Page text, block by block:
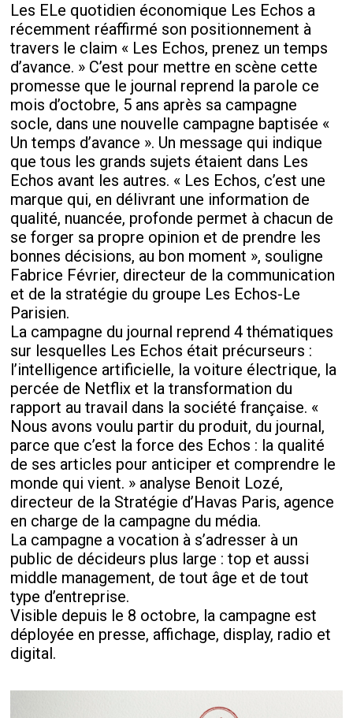
Les ELe quotidien économique Les Echos a
récemment réaffirmé son positionnement à
travers le claim « Les Echos, prenez un temps
d’avance. » C’est pour mettre en scène cette
promesse que le journal reprend la parole ce
mois d’octobre, 5 ans après sa campagne
socle, dans une nouvelle campagne baptisée «
Un temps d’avance ». Un message qui indique
que tous les grands sujets étaient dans Les
Echos avant les autres. « Les Echos, c’est une
marque qui, en délivrant une information de
qualité, nuancée, profonde permet à chacun de
se forger sa propre opinion et de prendre les
bonnes décisions, au bon moment », souligne
Fabrice Février, directeur de la communication
et de la stratégie du groupe Les Echos-Le
Parisien.
La campagne du journal reprend 4 thématiques
sur lesquelles Les Echos était précurseurs :
l’intelligence artificielle, la voiture électrique, la
percée de Netflix et la transformation du
rapport au travail dans la société française. «
Nous avons voulu partir du produit, du journal,
parce que c’est la force des Echos : la qualité
de ses articles pour anticiper et comprendre le
monde qui vient. » analyse Benoit Lozé,
directeur de la Stratégie d’Havas Paris, agence
en charge de la campagne du média.
La campagne a vocation à s’adresser à un
public de décideurs plus large : top et aussi
middle management, de tout âge et de tout
type d’entreprise.
Visible depuis le 8 octobre, la campagne est
déployée en presse, affichage, display, radio et
digital.